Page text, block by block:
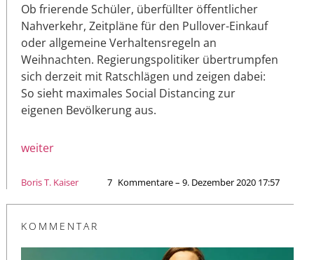
Ob frierende Schüler, überfüllter öffentlicher
Nahverkehr, Zeitpläne für den Pullover-Einkauf
oder allgemeine Verhaltensregeln an
Weihnachten. Regierungspolitiker übertrumpfen
sich derzeit mit Ratschlägen und zeigen dabei:
So sieht maximales Social Distancing zur
eigenen Bevölkerung aus.
weiter
Boris T. Kaiser 7 Kommentare – 9. Dezember 2020 17:57
KOMMENTAR